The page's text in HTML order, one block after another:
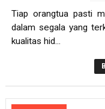
Tiap orangtua pasti
dalam segala yang
kualitas hid...